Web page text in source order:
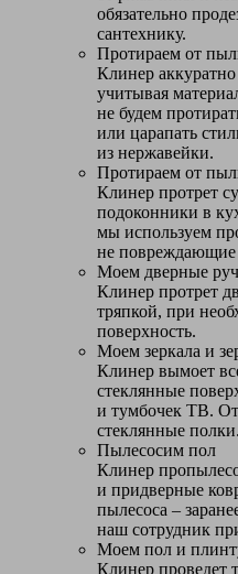
обязательно
сантехнику.
Протираем от
Клинер
учитывая
не будем
или царапать
из нержавейки.
Протираем от
Клинер протрет
подоконники в
мы используем
не повреждающие
Моем дверные
Клинер протрет
тряпкой, при
поверхность.
Моем зеркала и
Клинер вымоет
стеклянные
и тумбочек ТВ.
стеклянные полки.
Пылесосим пол
Клинер
и придверные
пылесоса –
наш сотрудник
Моем пол и
Клинер проведет